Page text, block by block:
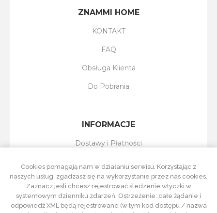
ZNAMMI HOME
KONTAKT
FAQ
Obsługa Klienta
Do Pobrania
INFORMACJE
Dostawy i Płatności
Regulamin Sklepu
Polityka Prywatności
Cookies pomagają nam w działaniu serwisu. Korzystając z
naszych usług, zgadzasz się na wykorzystanie przez nas cookies.
Zaznacz jeśli chcesz rejestrować śledzenie wtyczki w
systemowym dzienniku zdarzeń. Ostrzeżenie: całe żądanie i
odpowiedź XML będą rejestrowane (w tym kod dostępu / nazwa